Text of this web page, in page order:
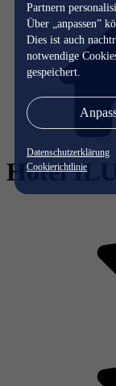
Partnern
Über „anpassen”
Dies ist auch
notwendige
gespeichert.
Datenschutzerklärung
Cookierichtlinie
Hotel